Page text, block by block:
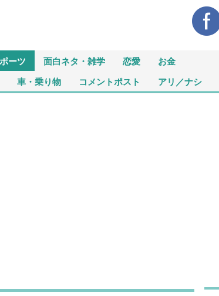
ーツ 面白ネタ・雑学 恋愛 お金
車・乗り物 コメントポスト アリ／ナシ